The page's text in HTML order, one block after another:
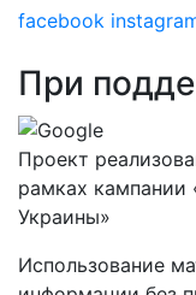
facebook
При
Проект
рамках кампании
Украины»
Использование